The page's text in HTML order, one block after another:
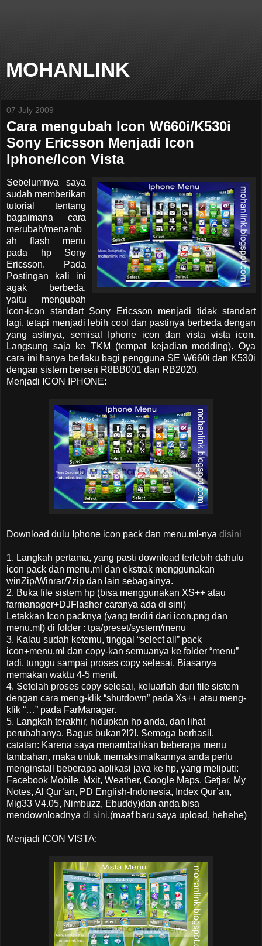
MOHANLINK
07 July 2009
Cara mengubah Icon W660i/K530i
Sony Ericsson Menjadi Icon
Iphone/Icon Vista
Sebelumnya saya
sudah memberikan
tutorial tentang
bagaimana cara
merubah/menamb
ah flash menu
pada hp Sony
Ericsson. Pada
Postingan kali ini
agak berbeda,
yaitu mengubah
Icon-icon standart Sony Ericsson menjadi tidak standart
lagi, tetapi menjadi lebih cool dan pastinya berbeda dengan
yang aslinya, semisal Iphone icon dan vista vista icon.
Langsung saja ke TKM (tempat kejadian modding). Oya
cara ini hanya berlaku bagi pengguna SE W660i dan K530i
dengan sistem berseri R8BB001 dan RB2020.
Menjadi ICON IPHONE:
Download dulu Iphone icon pack dan menu.ml-nya disini
1. Langkah pertama, yang pasti download terlebih dahulu
icon pack dan menu.ml dan ekstrak menggunakan
winZip/Winrar/7zip dan lain sebagainya.
2. Buka file sistem hp (bisa menggunakan XS++ atau
farmanager+DJFlasher caranya ada di sini)
Letakkan Icon packnya (yang terdiri dari icon.png dan
menu.ml) di folder : tpa/preset/system/menu
3. Kalau sudah ketemu, tinggal “select all” pack
icon+menu.ml dan copy-kan semuanya ke folder “menu”
tadi. tunggu sampai proses copy selesai. Biasanya
memakan waktu 4-5 menit.
4. Setelah proses copy selesai, keluarlah dari file sistem
dengan cara meng-klik “shutdown” pada Xs++ atau meng-
klik “…” pada FarManager.
5. Langkah terakhir, hidupkan hp anda, dan lihat
perubahanya. Bagus bukan?!?!. Semoga berhasil.
catatan: Karena saya menambahkan beberapa menu
tambahan, maka untuk memaksimalkannya anda perlu
menginstall beberapa aplikasi java ke hp, yang meliputi:
Facebook Mobile, Mxit, Weather, Google Maps, Getjar, My
Notes, Al Qur’an, PD English-Indonesia, Index Qur’an,
Mig33 V4.05, Nimbuzz, Ebuddy)dan anda bisa
mendownloadnya di sini.(maaf baru saya upload, hehehe)
Menjadi ICON VISTA: